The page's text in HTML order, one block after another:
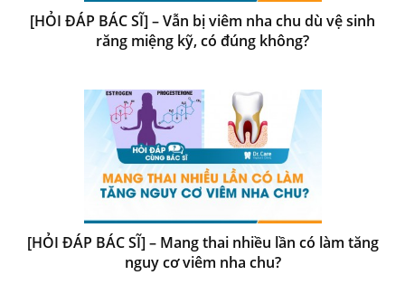
[HỎI ĐÁP BÁC SĨ] – Vẫn bị viêm nha chu dù vệ sinh
răng miệng kỹ, có đúng không?
[HỎI ĐÁP BÁC SĨ] – Mang thai nhiều lần có làm tăng
nguy cơ viêm nha chu?